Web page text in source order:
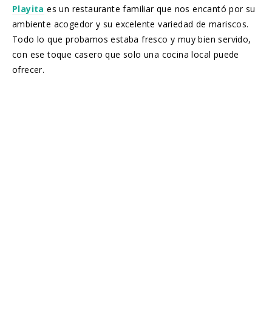
Playita es un restaurante familiar que nos encantó por su
ambiente acogedor y su excelente variedad de mariscos.
Todo lo que probamos estaba fresco y muy bien servido,
con ese toque casero que solo una cocina local puede
ofrecer.